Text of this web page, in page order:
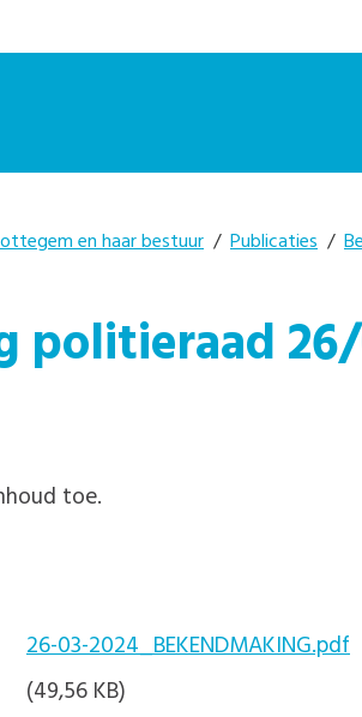
en haar bestuur / Publicaties /
politieraad
toe.
26-03-2024_BEKENDMAKING.pdf
(49,56 KB)